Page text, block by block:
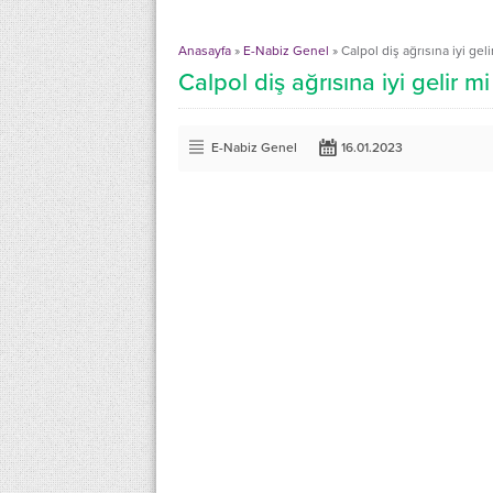
Anasayfa » E-Nabiz Genel » Calpol diş ağrısına iyi
Calpol diş ağrısına iyi gelir mi
E-Nabiz Genel 16.01.2023